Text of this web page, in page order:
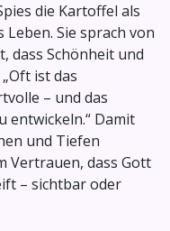
die Kartoffel als
Sie sprach von
dass Schönheit und
ist das
– und das
entwickeln.“ Damit
und Tiefen
Vertrauen, dass Gott
– sichtbar oder